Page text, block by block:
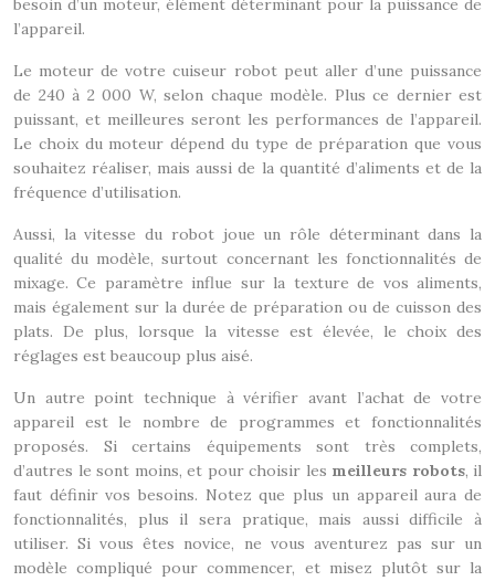
besoin d’un moteur, élément déterminant pour la puissance de
l’appareil.
Le moteur de votre cuiseur robot peut aller d’une puissance
de 240 à 2 000 W, selon chaque modèle. Plus ce dernier est
puissant, et meilleures seront les performances de l’appareil.
Le choix du moteur dépend du type de préparation que vous
souhaitez réaliser, mais aussi de la quantité d’aliments et de la
fréquence d’utilisation.
Aussi, la vitesse du robot joue un rôle déterminant dans la
qualité du modèle, surtout concernant les fonctionnalités de
mixage. Ce paramètre influe sur la texture de vos aliments,
mais également sur la durée de préparation ou de cuisson des
plats. De plus, lorsque la vitesse est élevée, le choix des
réglages est beaucoup plus aisé.
Un autre point technique à vérifier avant l’achat de votre
appareil est le nombre de programmes et fonctionnalités
proposés. Si certains équipements sont très complets,
d’autres le sont moins, et pour choisir les meilleurs robots, il
faut définir vos besoins. Notez que plus un appareil aura de
fonctionnalités, plus il sera pratique, mais aussi difficile à
utiliser. Si vous êtes novice, ne vous aventurez pas sur un
modèle compliqué pour commencer, et misez plutôt sur la